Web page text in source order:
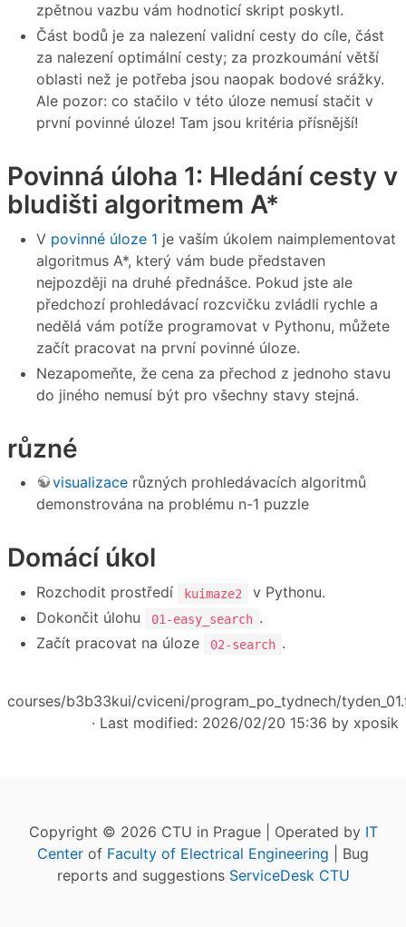
zpětnou vazbu vám hodnoticí skript poskytl.
Část bodů je za nalezení validní cesty do cíle, část
za nalezení optimální cesty; za prozkoumání větší
oblasti než je potřeba jsou naopak bodové srážky.
Ale pozor: co stačilo v této úloze nemusí stačit v
první povinné úloze! Tam jsou kritéria přísnější!
Povinná úloha 1: Hledání cesty v
bludišti algoritmem A*
V povinné úloze 1 je vaším úkolem naimplementovat
algoritmus A*, který vám bude představen
nejpozději na druhé přednášce. Pokud jste ale
předchozí prohledávací rozcvičku zvládli rychle a
nedělá vám potíže programovat v Pythonu, můžete
začít pracovat na první povinné úloze.
Nezapomeňte, že cena za přechod z jednoho stavu
do jiného nemusí být pro všechny stavy stejná.
různé
visualizace různých prohledávacích algoritmů
demonstrována na problému n-1 puzzle
Domácí úkol
Rozchodit prostředí kuimaze2
v Pythonu.
Dokončit úlohu
01-easy_search .
Začít pracovat na úloze
02-search .
courses/b3b33kui/cviceni/program_po_tydnech/
· Last modified: 2026/02/20 15:36 by xposik
Copyright © 2026 CTU in Prague | Operated by IT
Center of Faculty of Electrical Engineering | Bug
reports and suggestions ServiceDesk CTU